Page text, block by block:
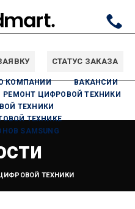
СТАТУС ЗАКАЗА
КОМПАНИИ
ВАКАНСИИ
РЕМОНТ ЦИФРОВОЙ ТЕХНИКИ
ТЕХНИКИ
ТЕХНИКЕ
SAMSUNG
ТЕХНИКИ